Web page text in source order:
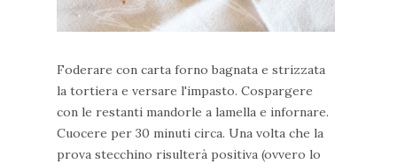
Foderare con carta forno bagnata e strizzata
la tortiera e versare l'impasto. Cospargere
con le restanti mandorle a lamella e infornare.
Cuocere per 30 minuti circa. Una volta che la
prova stecchino risulterà positiva (ovvero lo